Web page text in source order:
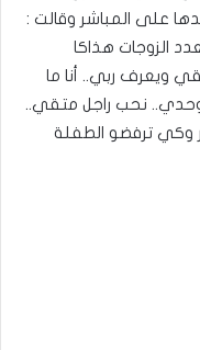
على المباشر وقالت :
الزوجات هذاكا
ويعرف ربي.. أنا ما
وحدي.. نحب راجل متقي..
وكي ترفضو الطفلة